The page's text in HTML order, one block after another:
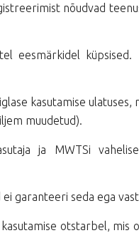
nõudvad
eesmärkidel küpsised.
kasutamise
muudetud).
ja MWTSi
garanteeri seda ega
otstarbel, mis